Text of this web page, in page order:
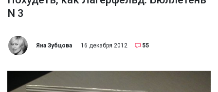
N 3
Яна Зубцова 16 декабря 2012 55